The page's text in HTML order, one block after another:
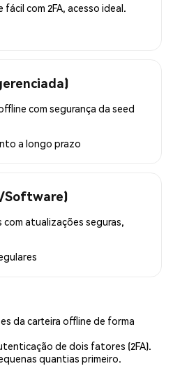
com 2FA, acesso ideal.
com segurança da seed
a longo prazo
Software)
atualizações seguras,
da carteira offline de forma
de dois fatores (2FA).
quantias primeiro.